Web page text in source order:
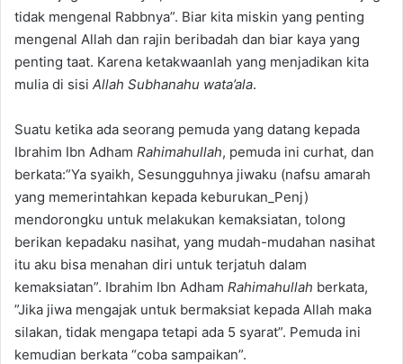
tidak mengenal Rabbnya”. Biar kita miskin yang penting
mengenal Allah dan rajin beribadah dan biar kaya yang
penting taat. Karena ketakwaanlah yang menjadikan kita
mulia di sisi Allah Subhanahu wata’ala.
Suatu ketika ada seorang pemuda yang datang kepada
Ibrahim Ibn Adham Rahimahullah, pemuda ini curhat, dan
berkata:”Ya syaikh, Sesungguhnya jiwaku (nafsu amarah
yang memerintahkan kepada keburukan_Penj)
mendorongku untuk melakukan kemaksiatan, tolong
berikan kepadaku nasihat, yang mudah-mudahan nasihat
itu aku bisa menahan diri untuk terjatuh dalam
kemaksiatan”. Ibrahim Ibn Adham Rahimahullah berkata,
”Jika jiwa mengajak untuk bermaksiat kepada Allah maka
silakan, tidak mengapa tetapi ada 5 syarat”. Pemuda ini
kemudian berkata “coba sampaikan”.